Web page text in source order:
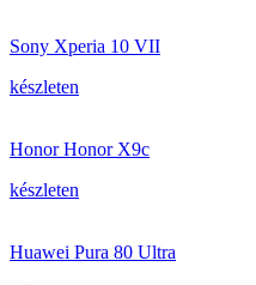
Sony Xperia 10 VII
készleten
Honor Honor X9c
készleten
Huawei Pura 80 Ultra